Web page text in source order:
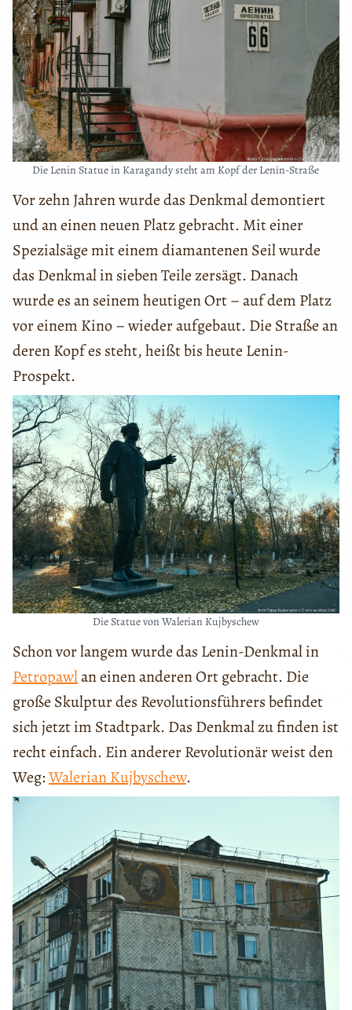
Die Lenin Statue in Karagandy steht am Kopf der Lenin-Straße
Vor zehn Jahren wurde das Denkmal demontiert
und an einen neuen Platz gebracht. Mit einer
Spezialsäge mit einem diamantenen Seil wurde
das Denkmal in sieben Teile zersägt. Danach
wurde es an seinem heutigen Ort – auf dem Platz
vor einem Kino – wieder aufgebaut. Die Straße an
deren Kopf es steht, heißt bis heute Lenin-
Prospekt.
Die Statue von Walerian Kujbyschew
Schon vor langem wurde das Lenin-Denkmal in
Petropawlan einen anderen Ort gebracht. Die
große Skulptur des Revolutionsführers befindet
sich jetzt im Stadtpark. Das Denkmal zu finden ist
recht einfach. Ein anderer Revolutionär weist den
Weg:Walerian Kujbyschew.